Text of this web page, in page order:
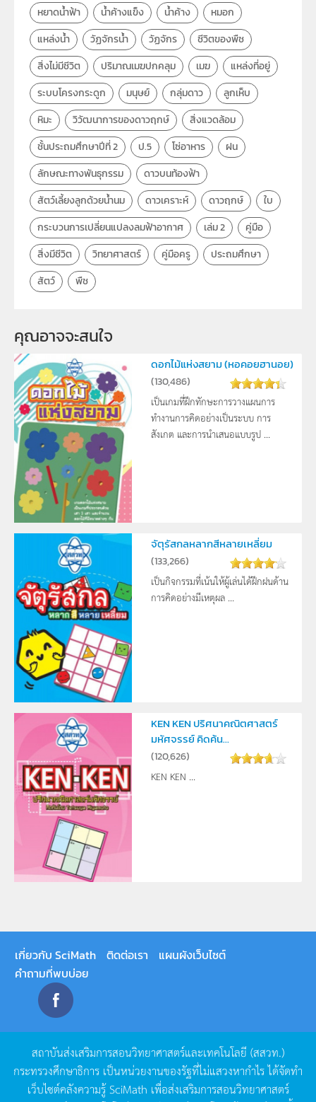
ครู
หยาดน้ำฟ้า
น้ำค้างแข็ง น้ำค้าง
หมอก
แหล่งน้ำ
วัฏจักรน้ำ วัฏจักร
ชีวิตของพืช
สิ่งไม่มีชีวิต
ปริมาณเมฆปกคลุม เมฆ
แหล่งที่อยู่
ระบบโครงกระดูก
มนุษย์ กลุ่มดาว
ลูกเห็บ
หิมะ
วิวัฒนาการของดาวฤกษ์
สิ่งแวดล้อม
ชั้นประถมศึกษาปีที่ 2
ป.5 โซ่อาหาร
ฝน
ลักษณะทางพันธุกรรม
ดาวบนท้องฟ้า
สัตว์เลี้ยงลูกด้วยน้ำนม
ดาวเคราะห์ ดาวฤกษ์
ใบ
กระบวนการเปลี่ยนแปลงลมฟ้าอากาศ
เล่ม 2
คู่มือ
สิ่งมีชีวิต
วิทยาศาสตร์ คู่มือครู
ประถมศึกษา
สัตว์
พืช
คุณอาจจะสนใจ
ดอกไม้แห่งสยาม (หอคอยฮานอย)
(130,486)
เป็นเกมที่ฝึกทักษะการวางแผนการ
ทำงานการคิดอย่างเป็นระบบ การ
สังเกต และการนำเสนอแบบรูป ...
จัตุรัสกลหลากสีหลายเหลี่ยม
(133,266)
เป็นกิจกรรมที่เน้นให้ผู้เล่นได้ฝึกฝนด้าน
การคิดอย่างมีเหตุผล ...
KEN KEN ปริศนาคณิตศาสตร์
มหัศจรรย์ คิดค้น...
(120,626)
KEN KEN ...
เกี่ยวกับ SciMath ติดต่อเรา
แผนผังเว็บไซต์
คำถามที่พบบ่อย
สถาบันส่งเสริมการสอนวิทยาศาสตร์และเทคโนโลยี (สสวท.)
กระทรวงศึกษาธิการ เป็นหน่วยงานของรัฐที่ไม่แสวงหากำไรได้จัดทำ
เว็บไซต์คลังความรู้SciMath เพื่อส่งเสริมการสอนวิทยาศาสตร์